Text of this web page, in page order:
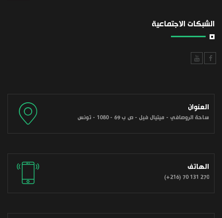
الشبكات الاجتماعية
العنوان
ساحة الروصافي - ميتيال فيل - ص ب 69 - 1080 - تونس
الهاتف
(+216) 70 131 270